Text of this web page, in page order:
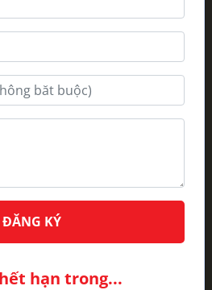
ĐĂNG KÝ
hạn trong...